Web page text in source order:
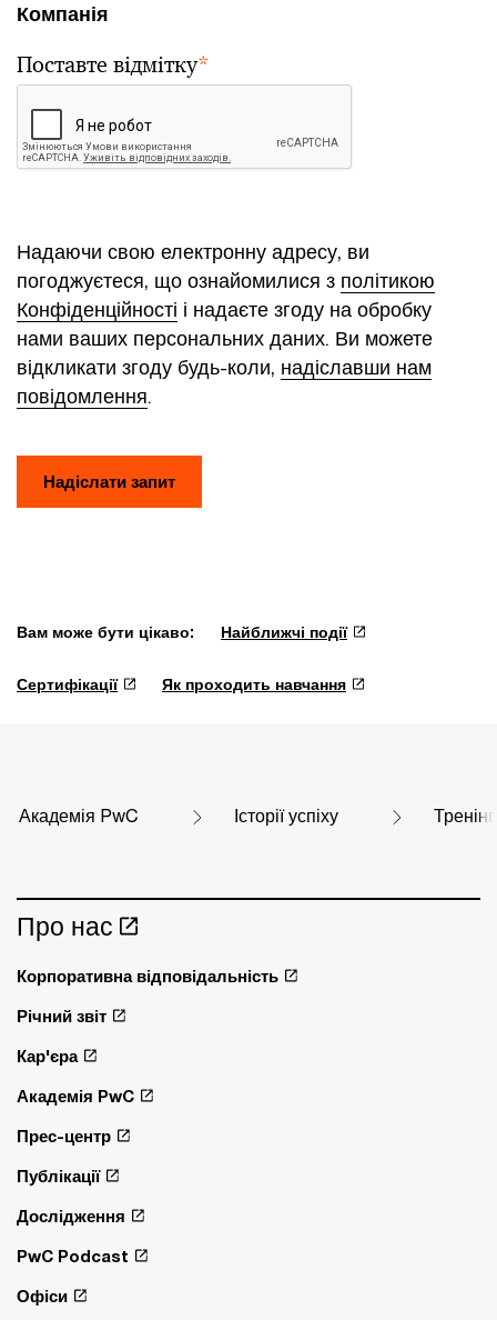
Компанія
Поставте відмітку*
Надаючи свою електронну адресу, ви
погоджуєтеся, що ознайомилися з політикою
Конфіденційності і надаєте згоду на обробку
нами ваших персональних даних. Ви можете
відкликати згоду будь-коли, надіславши нам
повідомлення.
Надіслати запит
Вам може бути цікаво: Найближчі події
Сертифікації Як проходить навчання
Академія PwC Історії успіху
Про нас
Корпоративна відповідальність
Річний звіт
Кар'єра
Академія PwC
Прес-центр
Публікації
Дослідження
PwC Podcast
Офіси